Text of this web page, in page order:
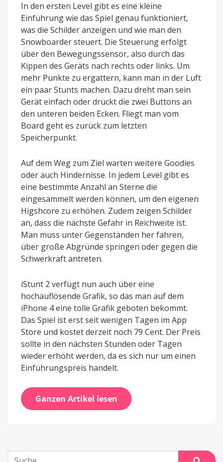
In den ersten Level gibt es eine kleine
Einführung wie das Spiel genau funktioniert,
was die Schilder anzeigen und wie man den
Snowboarder steuert. Die Steuerung erfolgt
über den Bewegungssensor, also durch das
Kippen des Geräts nach rechts oder links. Um
mehr Punkte zu ergattern, kann man in der Luft
ein paar Stunts machen. Dazu dreht man sein
Gerät einfach oder drückt die zwei Buttons an
den unteren beiden Ecken. Fliegt man vom
Board geht es zurück zum letzten
Speicherpunkt.
Auf dem Weg zum Ziel warten weitere Goodies
oder auch Hindernisse. In jedem Level gibt es
eine bestimmte Anzahl an Sterne die
eingesammelt werden können, um den eigenen
Higshcore zu erhöhen. Zudem zeigen Schilder
an, dass die nächste Gefahr in Reichweite ist.
Man muss unter Gegenständen her fahren,
über große Abgründe springen oder gegen die
Schwerkraft antreten.
iStunt 2 verfügt nun auch über eine
hochauflösende Grafik, so das man auf dem
iPhone 4 eine tolle Grafik geboten bekommt.
Das Spiel ist erst seit wenigen Tagen im App
Store und kostet derzeit noch 79 Cent. Der Preis
sollte in den nächsten Stunden oder Tagen
wieder erhöht werden, da es sich nur um einen
Einführungspreis handelt.
Ganzen Artikel lesen
Suche